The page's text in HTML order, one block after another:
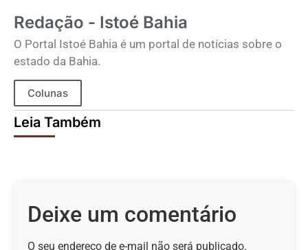
Redação - Istoé Bahia
O Portal Istoé Bahia é um portal de notícias sobre o
estado da Bahia.
Colunas
Leia Também
Deixe um comentário
O seu endereço de e-mail não será publicado.